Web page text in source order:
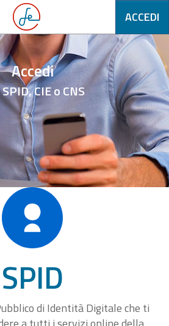
ACCEDI
Accedi
CIE o CNS
SPID
di Identità Digitale che ti